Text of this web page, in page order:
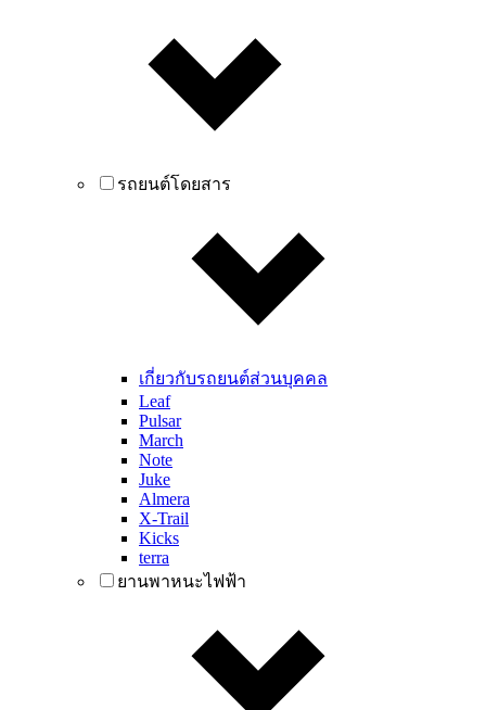
รถยนต์โดยสาร
เกี่ยวกับรถยนต์ส่วนบุคคล
Leaf
Pulsar
March
Note
Juke
Almera
X-Trail
Kicks
terra
ยานพาหนะไฟฟ้า